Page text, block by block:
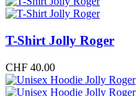
T-Shirt Jolly Roger
CHF 40.00